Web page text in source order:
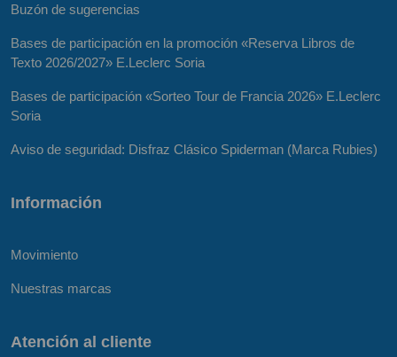
Buzón de sugerencias
Bases de participación en la promoción «Reserva Libros de
Texto 2026/2027» E.Leclerc Soria
Bases de participación «Sorteo Tour de Francia 2026» E.Leclerc
Soria
Aviso de seguridad: Disfraz Clásico Spiderman (Marca Rubies)
Información
Movimiento
Nuestras marcas
Atención al cliente